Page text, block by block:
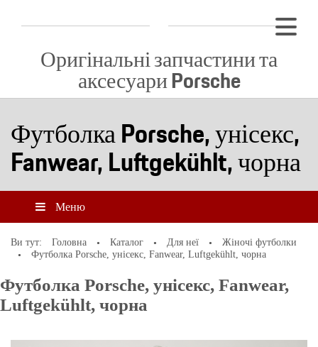
Оригінальні запчастини та
аксесуари Porsche
Футболка Porsche, унісекс,
Fanwear, Luftgekühlt, чорна
Меню
Ви тут: Головна Каталог Для неї
Жіночі футболки
Футболка Porsche, унісекс, Fanwear, Luftgekühlt, чорна
Футболка Porsche, унісекс, Fanwear,
Luftgekühlt, чорна